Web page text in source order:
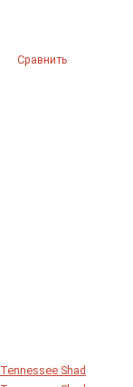
Сравнить